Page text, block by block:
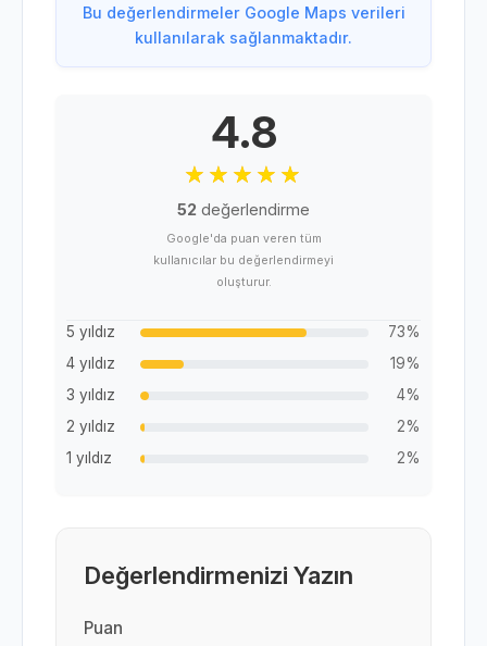
Bu değerlendirmeler Google Maps verileri
kullanılarak sağlanmaktadır.
4.8
52 değerlendirme
Google'da puan veren tüm
kullanıcılar bu değerlendirmeyi
oluşturur.
5 yıldız
73%
4 yıldız
19%
3 yıldız
4%
2 yıldız
2%
1 yıldız
2%
Değerlendirmenizi Yazın
Puan